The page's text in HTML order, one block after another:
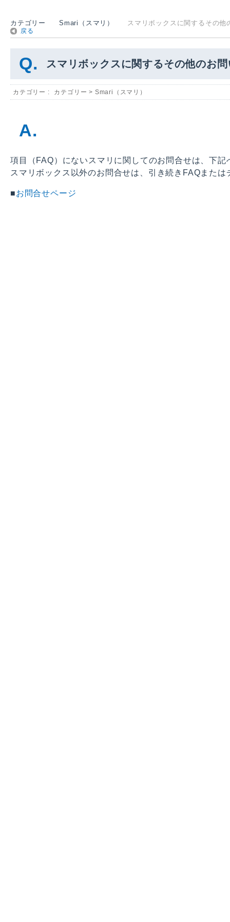
カテゴリー Smari（スマリ） スマリボックスに関するその他
戻る
スマリボックスに関するその他のお
カテゴリー : カテゴリー > Smari（スマリ）
項目（FAQ）にないスマリに関してのお問合せは、下記
スマリボックス以外のお問合せは、引き続きFAQまた
■お問合せページ